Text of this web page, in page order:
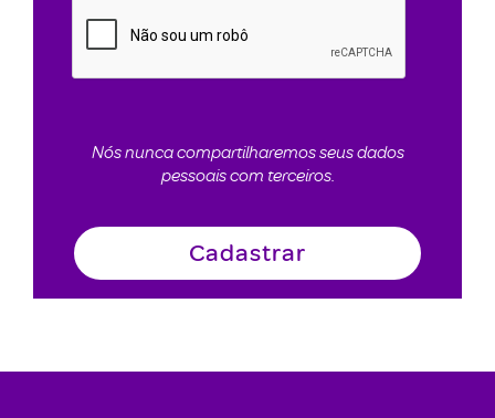
Nós nunca compartilharemos seus dados
pessoais com terceiros.